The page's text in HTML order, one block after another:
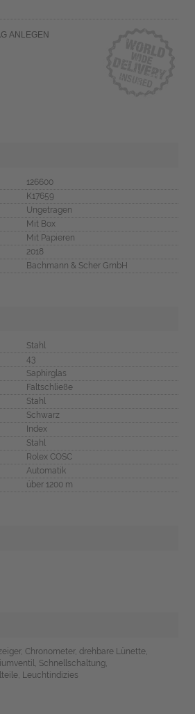
ANLEGEN
126600
K17659
Ungetragen
Mit Box
Mit Papieren
2018
Bachmann & Scher GmbH
Stahl
43
Saphirglas
Faltschließe
Stahl
Schwarz
Index
Stahl
Rolex COSC
Automatik
über 1200 m
Chronometer, drehbare Lünette,
Schnellschaltung,
Leuchtindizies